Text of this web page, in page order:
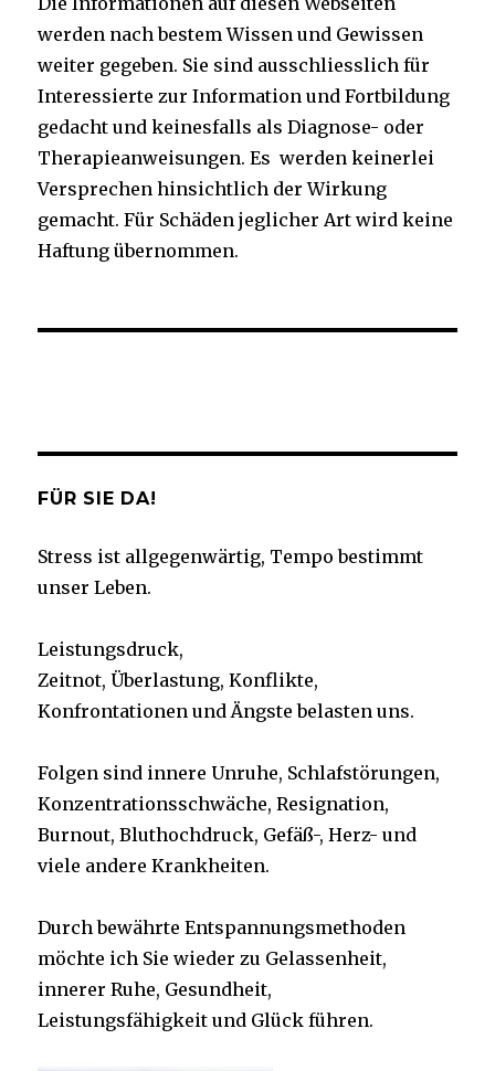
werden nach bestem Wissen und Gewissen
weiter gegeben. Sie sind ausschliesslich für
Interessierte zur Information und Fortbildung
gedacht und keinesfalls als Diagnose- oder
Therapieanweisungen. Es werden keinerlei
Versprechen hinsichtlich der Wirkung
gemacht. Für Schäden jeglicher Art wird keine
Haftung übernommen.
FÜR SIE DA!
Stress ist allgegenwärtig, Tempo bestimmt
unser Leben.
Leistungsdruck,
Zeitnot, Überlastung, Konflikte,
Konfrontationen und Ängste belasten uns.
Folgen sind innere Unruhe, Schlafstörungen,
Konzentrationsschwäche, Resignation,
Burnout, Bluthochdruck, Gefäß-, Herz- und
viele andere Krankheiten.
Durch bewährte Entspannungsmethoden
möchte ich Sie wieder zu Gelassenheit,
innerer Ruhe, Gesundheit,
Leistungsfähigkeit und Glück führen.